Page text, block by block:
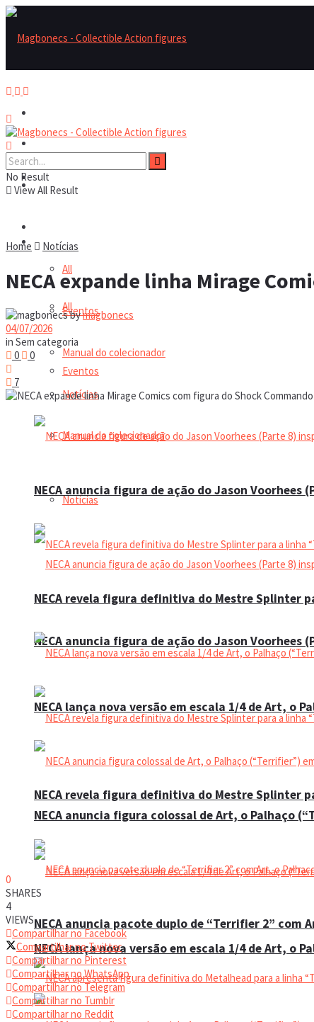
Reviews
Notícias
All
Eventos
Manual do colecionador
Notícias
NECA anuncia figura de ação do Jason Voorhees
NECA revela figura definitiva do Mestre Splinter
NECA lança nova versão em escala 1/4 de Art, o
Reviews
All
Eventos
Manual do colecionador
Notícias
NECA anuncia figura de ação do Jason Voorhees
NECA revela figura definitiva do Mestre Splinter
NECA lança nova versão em escala 1/4 de Art, o
NECA anuncia figura colossal de Art, o Palhaço
NECA anuncia pacote duplo de “Terrifier 2” com
No Result
View All Result
Home Notícias
NECA expande linha Mirage
bymagbonecs
04/07/2026
in Sem categoria
0
0
7
0
SHARES
4
VIEWS
Compartilhar no Facebook
Compartilhar no Twitter
Compartilhar no Pinterest
Compartilhar no WhatsApp
Compartilhar no Telegram
Compartilhar no Tumblr
Compartilhar no Reddit